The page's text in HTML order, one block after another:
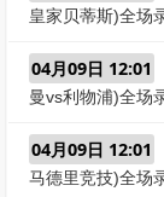
皇家贝蒂斯)全场
04月09日 12:01
曼vs利物浦)全场
04月09日 12:01
马德里竞技)全场